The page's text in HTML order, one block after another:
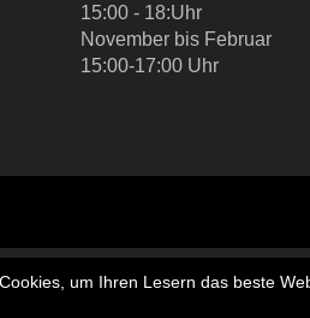
15:00 - 18:Uhr
November bis Februar
15:00-17:00 Uhr
um Ihren Lesern das beste